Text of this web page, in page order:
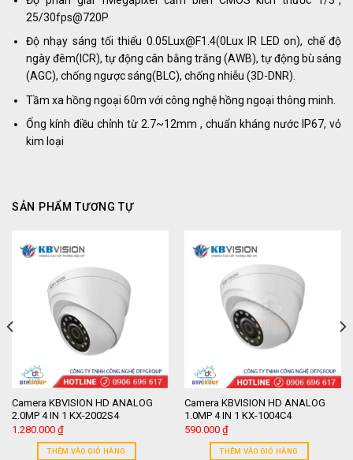
25/30fps@720P
Độ nhạy sáng tối thiểu 0.05Lux@F1.4(0Lux IR LED on), chế độ
ngày đêm(ICR), tự động cân bằng trắng (AWB), tự động bù sáng
(AGC), chống ngược sáng(BLC), chống nhiễu (3D-DNR).
Tầm xa hồng ngoại 60m với công nghệ hồng ngoại thông minh.
Ống kính điều chỉnh từ 2.7~12mm , chuẩn kháng nước IP67, vỏ
kim loại
SẢN PHẨM TƯƠNG TỰ
Camera KBVISION HD ANALOG
2.0MP 4 IN 1 KX-2002S4
1.280.000 ₫
THÊM VÀO GIỎ HÀNG
Camera KBVISION HD ANALOG
1.0MP 4 IN 1 KX-1004C4
590.000 ₫
THÊM VÀO GIỎ HÀNG